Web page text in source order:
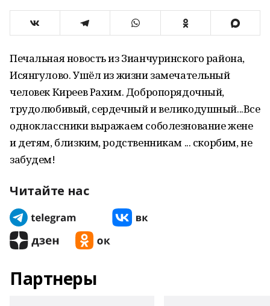
Печальная новость из Зианчуринского района,
Исянгулово. Ушёл из жизни замечательный
человек Киреев Рахим. Добропорядочный,
трудолюбивый, сердечный и великодушный...Все
одноклассники выражаем соболезнование жене
и детям, близким, родственникам ... скорбим, не
забудем!
Читайте нас
Партнеры